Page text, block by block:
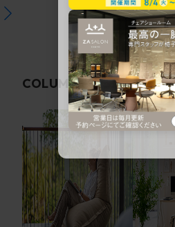
COLUMN関連コラム